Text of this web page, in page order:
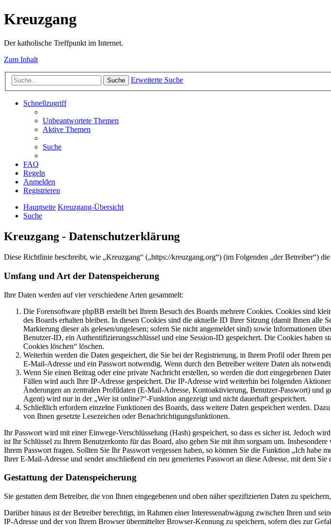
Kreuzgang
Der katholische Treffpunkt im Internet.
Zum Inhalt
Suche Erweiterte Suche
Schnellzugriff
Unbeantwortete Themen
Aktive Themen
Suche
FAQ
Regeln
Anmelden
Registrieren
Hauptseite Kreuzgang-Übersicht
Suche
Kreuzgang - Datenschutzerklärung
Diese Richtlinie beschreibt, wie „Kreuzgang“ („https://kreuzgang.org“) (im Folgenden „der Betreiber“)
Umfang und Art der Datenspeicherung
Ihre Daten werden auf vier verschiedene Arten gesammelt:
Die Forensoftware phpBB erstellt bei Ihrem Besuch des Boards mehrere Cookies. Cookies sind
des Boards erhalten bleiben. In diesen Cookies sind die aktuelle ID Ihrer Sitzung (damit Ihnen alle
Markierung dieser als gelesen/ungelesen; sofern Sie nicht angemeldet sind) sowie Informationen
Benutzer-ID, ein Authentifizierungsschlüssel und eine Session-ID gespeichert. Die Cookies
Cookies löschen“ löschen.
Weiterhin werden die Daten gespeichert, die Sie bei der Registrierung, in Ihrem Profil oder Ihrem
E-Mail-Adresse und ein Passwort notwendig. Wenn durch den Betreiber weitere Daten als
Wenn Sie einen Beitrag oder eine private Nachricht erstellen, so werden die dort eingegebenen
Fällen wird auch Ihre IP-Adresse gespeichert. Die IP-Adresse wird weiterhin bei folgenden
Änderungen an zentralen Profildaten (E-Mail-Adresse, Kontoaktivierung, Benutzer-Passwort)
Agent) wird nur in der „Wer ist online?“-Funktion angezeigt und nicht dauerhaft gespeichert.
Schließlich erfordern einzelne Funktionen des Boards, dass weitere Daten gespeichert werden.
von Ihnen gesetzte Lesezeichen oder Benachrichtigungsfunktionen.
Ihr Passwort wird mit einer Einwege-Verschlüsselung (Hash) gespeichert, so dass es sicher ist. Jedoch
ist Ihr Schlüssel zu Ihrem Benutzerkonto für das Board, also gehen Sie mit ihm sorgsam um.
Ihrem Passwort fragen. Sollten Sie Ihr Passwort vergessen haben, so können Sie die Funktion „Ich
Ihrer E-Mail-Adresse und sendet anschließend ein neu generiertes Passwort an diese Adresse, mit dem
Gestattung der Datenspeicherung
Sie gestatten dem Betreiber, die von Ihnen eingegebenen und oben näher spezifizierten Daten zu
Darüber hinaus ist der Betreiber berechtigt, im Rahmen einer Interessenabwägung zwischen Ihren und
IP-Adresse und der von Ihrem Browser übermittelter Browser-Kennung zu speichern, sofern dies zur